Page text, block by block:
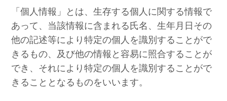
「個人情報」とは、生存する個人に関する情報で
あって、当該情報に含まれる氏名、生年月日その
他の記述等により特定の個人を識別することがで
きるもの、及び他の情報と容易に照合することが
でき、それにより特定の個人を識別することがで
きることとなるものをいいます。